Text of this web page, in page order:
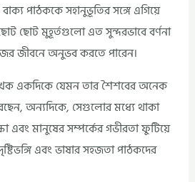
পাঠককে সহানুভূতির সঙ্গে এগিয়ে
ছোট মুহূর্তগুলো এত সুন্দরভাবে বর্ণনা
জীবনে অনুভব করতে পারেন।
একদিকে যেমন তার শৈশবের অনেক
অন্যদিকে, সেগুলোর মধ্যে থাকা
এবং মানুষের সম্পর্কের গভীরতা ফুটিয়ে
এবং ভাষার সহজতা পাঠকদের